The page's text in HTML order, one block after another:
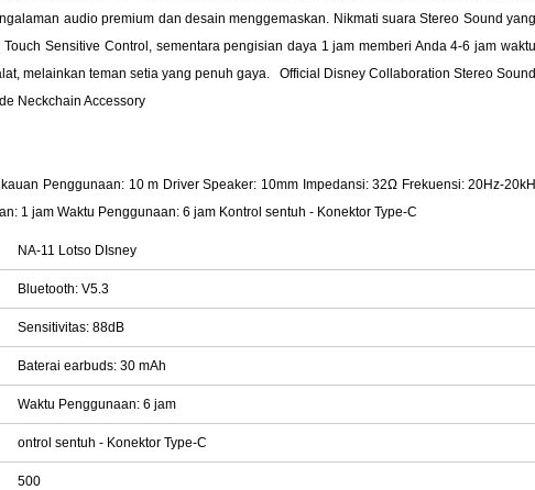
audio premium dan desain menggemaskan. Nikmati suara Stereo Sound
Sensitive Control, sementara pengisian daya 1 jam memberi Anda 4-6 jam
melainkan teman setia yang penuh gaya. Official Disney Collaboration Stereo
Neckchain Accessory
Penggunaan: 10 m Driver Speaker: 10mm Impedansi: 32Ω Frekuensi: 20Hz-
1 jam Waktu Penggunaan: 6 jam Kontrol sentuh - Konektor Type-C
NA-11 Lotso DIsney
Bluetooth: V5.3
Sensitivitas: 88dB
Baterai earbuds: 30 mAh
Waktu Penggunaan: 6 jam
ontrol sentuh - Konektor Type-C
500